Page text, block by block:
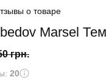
о товаре
Marsel
грн.
20